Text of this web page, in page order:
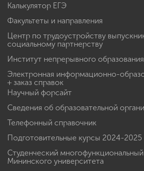
Калькулятор ЕГЭ
Факультеты и направления
Центр по трудоустройству
социальному партнерству
Институт непрерывного образования
Электронная информационно-
+ заказ справок
Научный форсайт
Сведения об образовательной
Телефонный справочник
Подготовительные курсы 2024-2025
Студенческий
Мининского университета